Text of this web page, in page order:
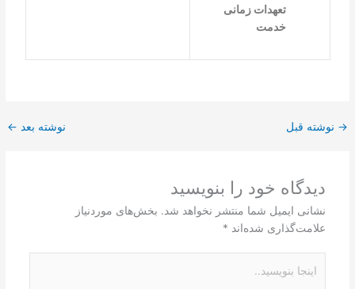
تعهدات زمانی
خدمت
→ نوشته قبل نوشته بعد ←
دیدگاه‌ خود را بنویسید
نشانی ایمیل شما منتشر نخواهد شد. بخش‌های موردنیاز
علامت‌گذاری شده‌اند *
بنویسید..